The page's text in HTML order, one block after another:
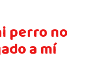
perro no
a mí